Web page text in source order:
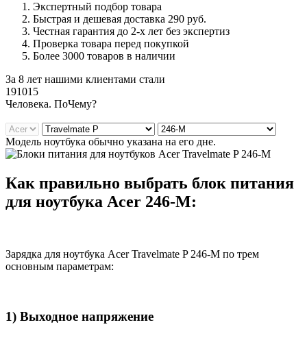
Экспертный подбор товара
Быстрая и дешевая доставка 290 руб.
Честная гарантия до 2-х лет без экспертиз
Проверка товара перед покупкой
Более 3000 товаров в наличии
За 8 лет нашими клиентами стали
191015
Человека. ПоЧему?
Модель ноутбука обычно указана на его дне.
Как правильно выбрать блок питания
для ноутбука Acer 246-M:
Зарядка для ноутбука Acer Travelmate P 246-M по трем
основным параметрам:
1) Выходное напряжение